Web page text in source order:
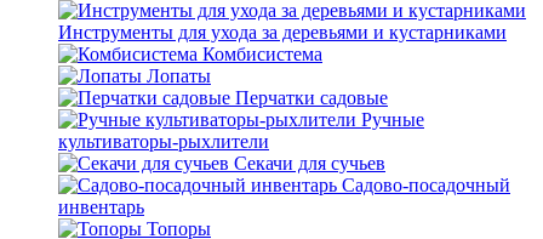
Инструменты для ухода за деревьями и кустарниками
Комбисистема
Лопаты
Перчатки садовые
Ручные
культиваторы-рыхлители
Секачи для сучьев
Садово-посадочный
инвентарь
Топоры